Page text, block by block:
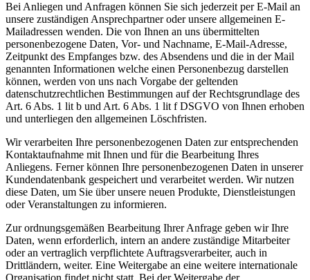
Bei Anliegen und Anfragen können Sie sich jederzeit per E-Mail an
unsere zuständigen Ansprechpartner oder unsere allgemeinen E-
Mailadressen wenden. Die von Ihnen an uns übermittelten
personenbezogene Daten, Vor- und Nachname, E-Mail-Adresse,
Zeitpunkt des Empfanges bzw. des Absendens und die in der Mail
genannten Informationen welche einen Personenbezug darstellen
können, werden von uns nach Vorgabe der geltenden
datenschutzrechtlichen Bestimmungen auf der Rechtsgrundlage des
Art. 6 Abs. 1 lit b und Art. 6 Abs. 1 lit f DSGVO von Ihnen erhoben
und unterliegen den allgemeinen Löschfristen.
Wir verarbeiten Ihre personenbezogenen Daten zur entsprechenden
Kontaktaufnahme mit Ihnen und für die Bearbeitung Ihres
Anliegens. Ferner können Ihre personenbezogenen Daten in unserer
Kundendatenbank gespeichert und verarbeitet werden. Wir nutzen
diese Daten, um Sie über unsere neuen Produkte, Dienstleistungen
oder Veranstaltungen zu informieren.
Zur ordnungsgemäßen Bearbeitung Ihrer Anfrage geben wir Ihre
Daten, wenn erforderlich, intern an andere zuständige Mitarbeiter
oder an vertraglich verpflichtete Auftragsverarbeiter, auch in
Drittländern, weiter. Eine Weitergabe an eine weitere internationale